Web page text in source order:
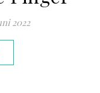
2022